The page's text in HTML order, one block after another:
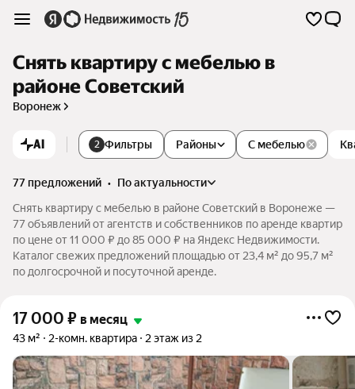
Снять квартиру с мебелью в
районе Советский
Воронеж
AI 2 Фильтры Районы С мебелью
77 предложений •
по актуальности
Снять квартиру с мебелью в районе Советский в Воронеже —
77 объявлений от агентств и собственников по аренде квартир
по цене от 11 000 ₽ до 85 000 ₽ на Яндекс Недвижимости.
Каталог свежих предложений площадью от 23,4 м² до 95,7 м²
по долгосрочной и посуточной аренде.
17 000 ₽ в месяц
43 м² 2-комн. квартира 2 этаж из 2